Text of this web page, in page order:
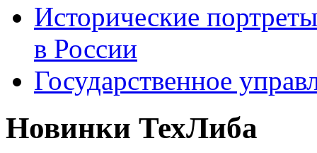
Исторические
в России
Государственное
Новинки ТехЛиба